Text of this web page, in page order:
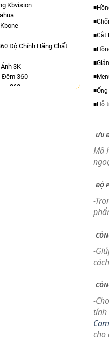
Kbvision
Độ Chính Hãng Chất
3K
Đêm 360
360
■Cắt
■Hỗ
ƯU
Mã
ĐỘ
-
-
-
tính
cho